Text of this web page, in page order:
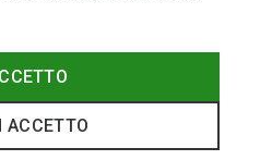
ACCETTO